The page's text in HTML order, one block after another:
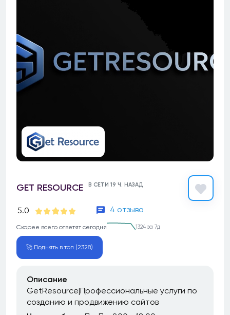
GET RESOURCE В СЕТИ 19 Ч. НАЗАД
5.0 4 отзыва
Скорее всего ответят сегодня 1324 за 7д
🚀 Поднять в топ (2328)
Описание
GetResource|Профессиональные услуги по
созданию и продвижению сайтов